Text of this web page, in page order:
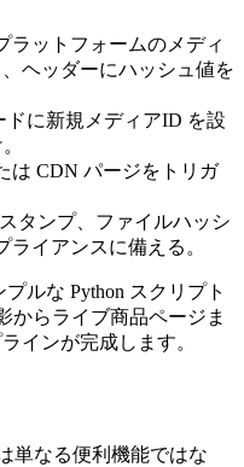
ラットフォームのメディ
、ヘッダーにハッシュ値を
ドに新規メディアID を設
は CDN パージをトリガ
タンプ、ファイルハッシ
ライアンスに備える。
ルな Python スクリプト
からライブ商品ページま
インが完成します。
単なる便利機能ではな